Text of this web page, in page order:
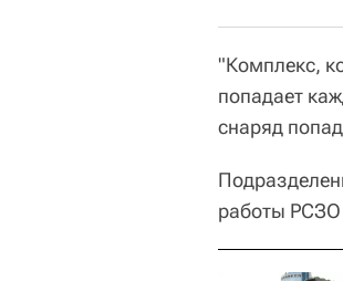
"Комплекс,
попадает
снаряд
работы РСЗО